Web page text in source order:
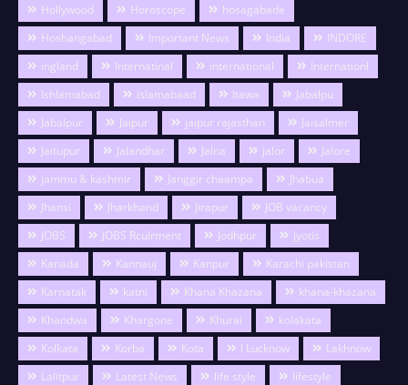
Hollywood
Horoscope
hosagabade
Hoshangabad
Important News India
INDORE
ingland
Internatinal international
Internationl
Ishlamabad
islamabaad Itawa
Jabalpu
Jabalpur
Jaipur jaipur rajasthan
Jaisalmer
Jaitupur
Jalandhar Jalna jalor
Jalore
jammu & kashmir
Janggir chaampa
Jhabua
Jhansi
Jharkhand Jirapur
JOB vacancy
JOBS
JOBS Rcuirment Jodhpur
jyotis
Kanada
Kannauj Kanpur
Karachi pakistan
Karnatak
katni Khana Khazana
khana-khazana
Khandwa
Khargone Khurai
kolakata
Kolkata
Korba Kota l Lucknow
Lakhnow
Lalitpur
Latest News life style
lifestyle